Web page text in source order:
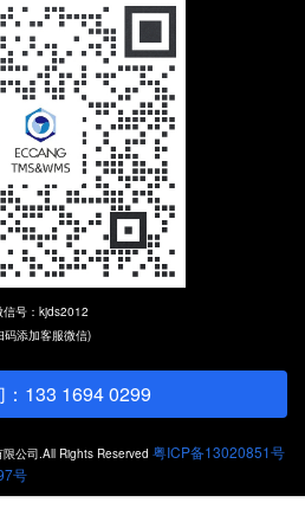
信号：kjds2012
码添加客服微信)
133 1694 0299
公司.All Rights Reserved 粤ICP备13020851号
号